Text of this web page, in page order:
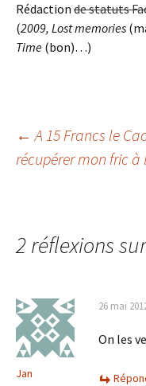
Rédaction de statuts
(2009, Lost memories
Time (bon)…)
articles
← A 15 Francs le
récupérer mon fric à
2 réflexions
Jan
26 mai
On les